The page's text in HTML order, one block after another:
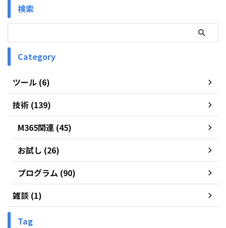
検索
Category
ツール (6)
技術 (139)
M365関連 (45)
お試し (26)
プログラム (90)
雑談 (1)
Tag